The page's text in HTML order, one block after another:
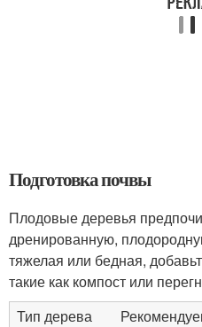
Подготовка почвы
Плодовые деревья
дренированную,
тяжелая или бедная,
такие как компост или
Тип дерева